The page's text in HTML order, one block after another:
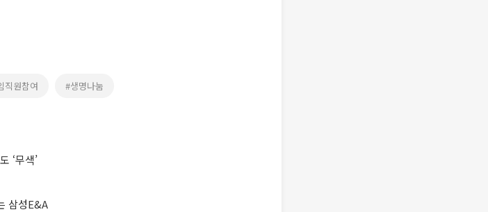
직원참여 #생명나눔
‘무색’
삼성E&A